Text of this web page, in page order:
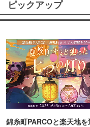
ピックアップ
錦糸町PARCOと楽天地